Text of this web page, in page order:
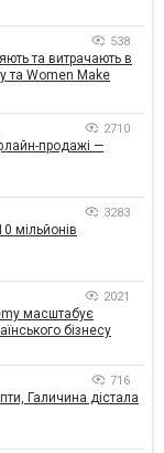
538
та витрачають в
та Women Make
2710
продажі —
3283
мільйонів
2021
масштабує
бізнесу
716
Галичина дістала